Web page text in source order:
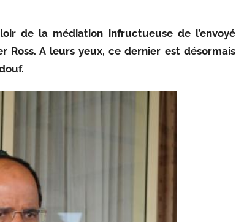
de la médiation infructueuse de l’envoyé
Ross. A leurs yeux, ce dernier est désormais